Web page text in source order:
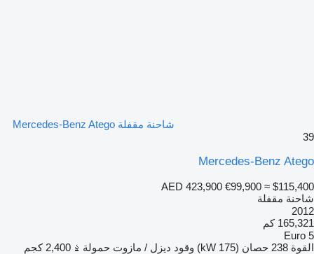
شاحنة مقفلة Mercedes-Benz Atego
39
Mercedes-Benz Atego
AED 423,900 €99,900 ≈ $115,400
شاحنة مقفلة
2012
165,321 كم
Euro 5
القوة 238 حصان (175 kW) وقود ديزل / مازوت حمولة
2,400 كجم